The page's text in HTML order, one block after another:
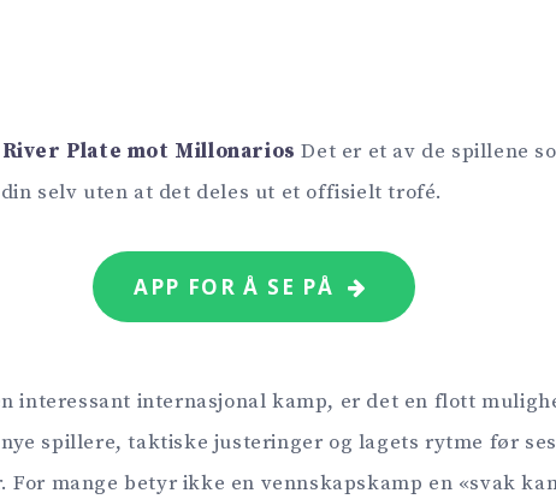
River Plate mot Millonarios Det er et av de spillene
selv uten at det deles ut et offisielt trofé.
APP FOR Å SE PÅ
interessant internasjonal kamp, er det en flott
spillere, taktiske justeringer og lagets rytme før
mange betyr ikke en vennskapskamp en «svak